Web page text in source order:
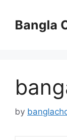
contentBangla
by